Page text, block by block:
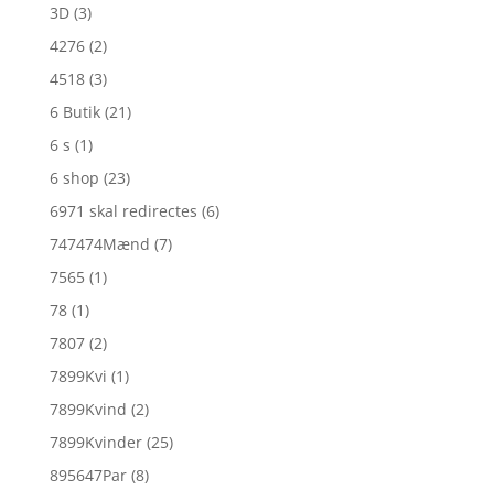
3D (3)
4276 (2)
4518 (3)
6 Butik (21)
6 s (1)
6 shop (23)
6971 skal redirectes (6)
747474Mænd (7)
7565 (1)
78 (1)
7807 (2)
7899Kvi (1)
7899Kvind (2)
7899Kvinder (25)
895647Par (8)